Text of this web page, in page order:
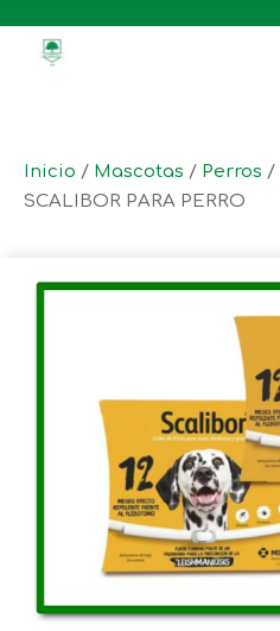
Inicio / Mascotas / Perros /
SCALIBOR PARA PERRO